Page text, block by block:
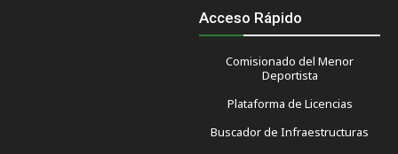
Acceso Rápido
Comisionado del Menor
Deportista
Plataforma de Licencias
Buscador de Infraestructuras